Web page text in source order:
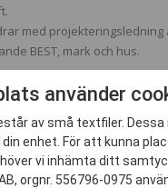
med projekteringsledning
BEST, mark och hus.
använder
av små textfiler. Dessa
enhet. För att kunna
vi inhämta ditt
orgnr. 556796-0975